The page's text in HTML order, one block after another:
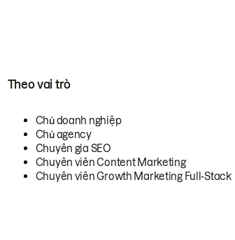
Theo vai trò
Chủ doanh nghiệp
Chủ agency
Chuyên gia SEO
Chuyên viên Content Marketing
Chuyên viên Growth Marketing Full-Stack